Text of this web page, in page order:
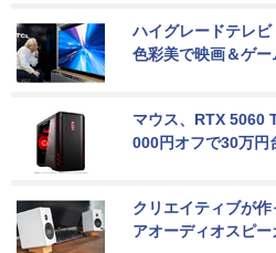
ハイグレードテレ
色彩美で映画＆ゲ
マウス、RTX 5060
000円オフで30万円
クリエイティブが
アオーディオスピー